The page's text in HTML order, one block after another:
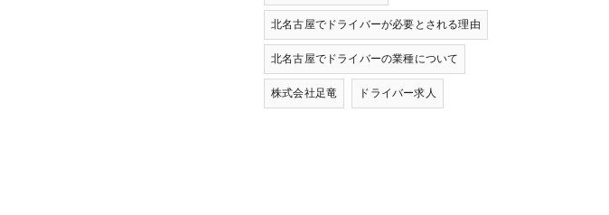
北名古屋でドライバーが必要とされる理由
北名古屋でドライバーの業種について
株式会社足竜
ドライバー求人